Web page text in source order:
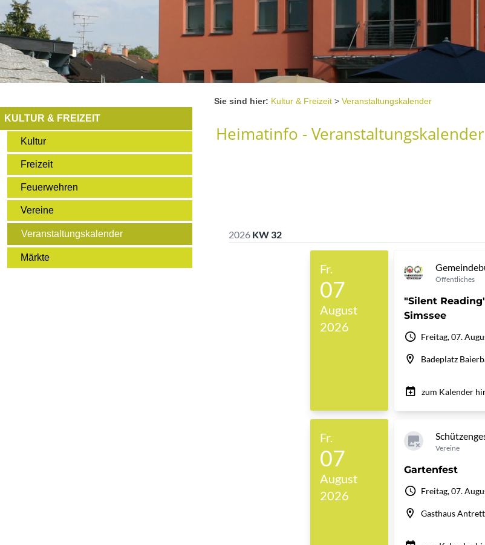
KULTUR & FREIZEIT
Kultur
Freizeit
Feuerwehren
Vereine
Veranstaltungskalender
Märkte
Sie sind hier: Kultur & Freizeit > Veranstaltungskalender
Heimatinfo - Veranstaltungskalender